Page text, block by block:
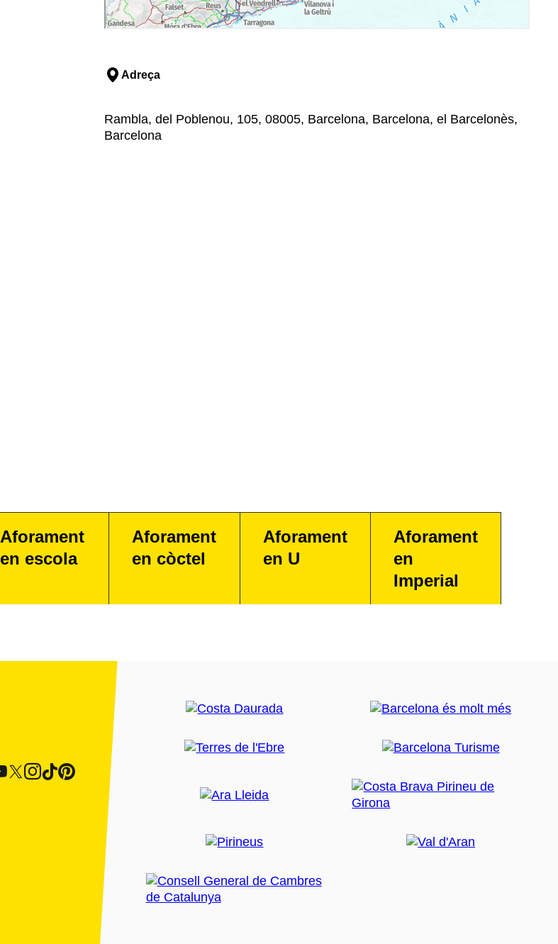
Adreça
Rambla, del Poblenou, 105, 08005, Barcelona, Barcelona, el Barcelonès,
Barcelona
Aforament
en escola
Aforament
en còctel
Aforament
en U
Aforament
en
Imperial